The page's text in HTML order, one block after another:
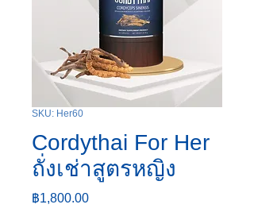
SKU: Her60
Cordythai For Her
ถั่งเช่าสูตรหญิง
฿1,800.00ราคา